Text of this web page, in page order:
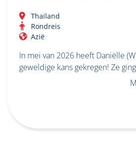
Thailand
Rondreis
Azië
In mei van 2026 heeft Daniëlle
geweldige kans gekregen! Ze